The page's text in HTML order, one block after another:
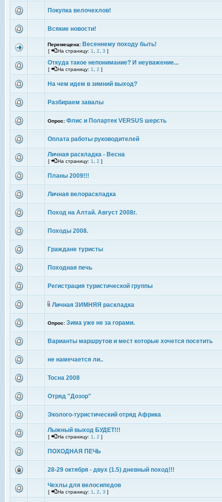
Покупка велочехлов!
Всякие новости!
Перемещена: Весеннему походу быть!
[ На страницу: 1 2 3 ]
Откуда такое непонимание? И неуважение...
[ На страницу: 1 2 ]
На чем идем в зимний выход?
Разбираем завалы
Опрос: Флис и Полартек VERSUS шерсть
Оплата работы руководителей
Личная раскладка - Весна
[ На страницу: 1 2 ]
Планы 2009!!!
Личная велораскладка
Поход на Алтай. Август 2008г.
Походы 2008.
Граждане туристы
Походная печь
Регистрация туристической группы
Личная ЗИМНЯЯ раскладка
Опрос: Зима уже не за горами.
Варианты маршрутов и мест которые хочется посетить
не намечается ли..
Тосна 2008
Отряд "Дозор"
Эколого-туристический отряд Африка
Лыжный выход БУДЕТ!!!
[ На страницу: 1 2 ]
ПОХОДНАЯ ПЕЧЬ
28-29 октября - двух (1.5) дневный поход!!!
Чехлы для велосипедов
[ На страницу: 1 2 3 ]